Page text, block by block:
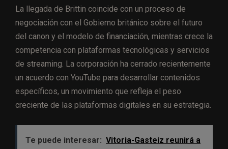
La llegada de Brittin coincide con un proceso de
negociación con el Gobierno británico sobre el futuro
del canon y el modelo de financiación, mientras crece la
competencia con plataformas tecnológicas y servicios
de streaming. La corporación ha cerrado recientemente
un acuerdo con YouTube para desarrollar contenidos
específicos, un movimiento que refleja el peso
creciente de las plataformas digitales en su estrategia.
Te puede interesar: Vitoria-Gasteiz reunirá a